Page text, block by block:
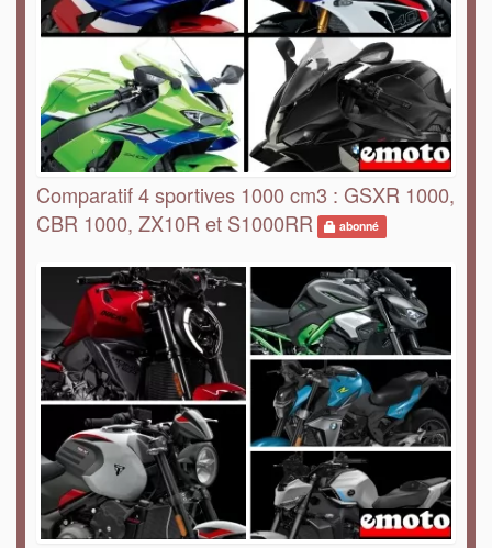
Comparatif 4 sportives 1000 cm3 : GSXR 1000,
CBR 1000, ZX10R et S1000RR
abonné